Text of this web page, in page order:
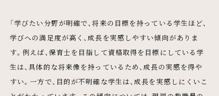
「学びたい分野が明確で、将来の目標を持っている学生ほど、
学びへの満足度が高く、成長を実感しやすい傾向がありま
す。例えば、保育士を目指して資格取得を目標にしている学
生は、具体的な将来像を持っているため、成長の実感を得や
すい。一方で、目的が不明確な学生は、成長を実感しにくいこ